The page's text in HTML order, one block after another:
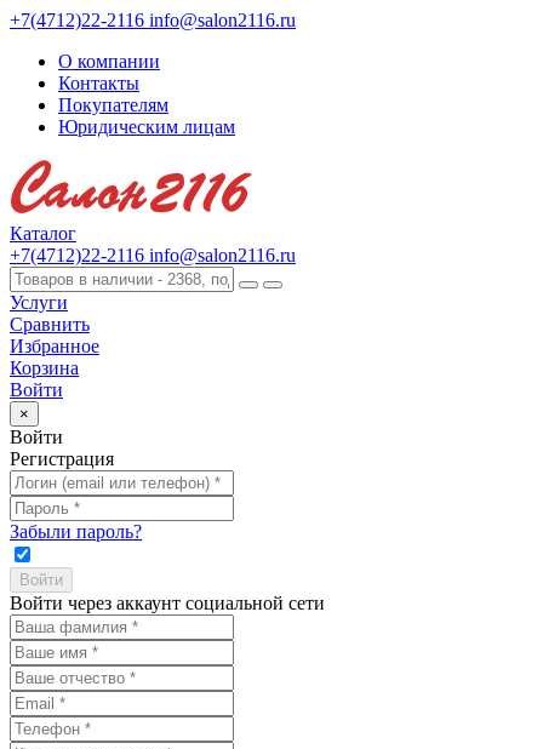
+7(4712)22-2116 info@salon2116.ru
О компании
Контакты
Покупателям
Юридическим лицам
Каталог
+7(4712)22-2116 info@salon2116.ru
Услуги
Сравнить
Избранное
Корзина
Войти
×
Войти
Регистрация
Забыли пароль?
Войти через аккаунт социальной сети